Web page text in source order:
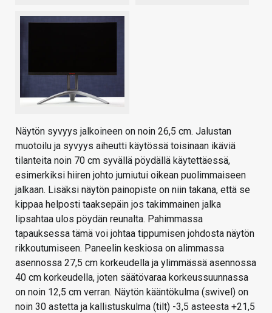
Näytön syvyys jalkoineen on noin 26,5 cm. Jalustan
muotoilu ja syvyys aiheutti käytössä toisinaan ikäviä
tilanteita noin 70 cm syvällä pöydällä käytettäessä,
esimerkiksi hiiren johto jumiutui oikean puolimmaiseen
jalkaan. Lisäksi näytön painopiste on niin takana, että se
kippaa helposti taaksepäin jos takimmainen jalka
lipsahtaa ulos pöydän reunalta. Pahimmassa
tapauksessa tämä voi johtaa tippumisen johdosta näytön
rikkoutumiseen. Paneelin keskiosa on alimmassa
asennossa 27,5 cm korkeudella ja ylimmässä asennossa
40 cm korkeudella, joten säätövaraa korkeussuunnassa
on noin 12,5 cm verran. Näytön kääntökulma (swivel) on
noin 30 astetta ja kallistuskulma (tilt) -3,5 asteesta +21,5